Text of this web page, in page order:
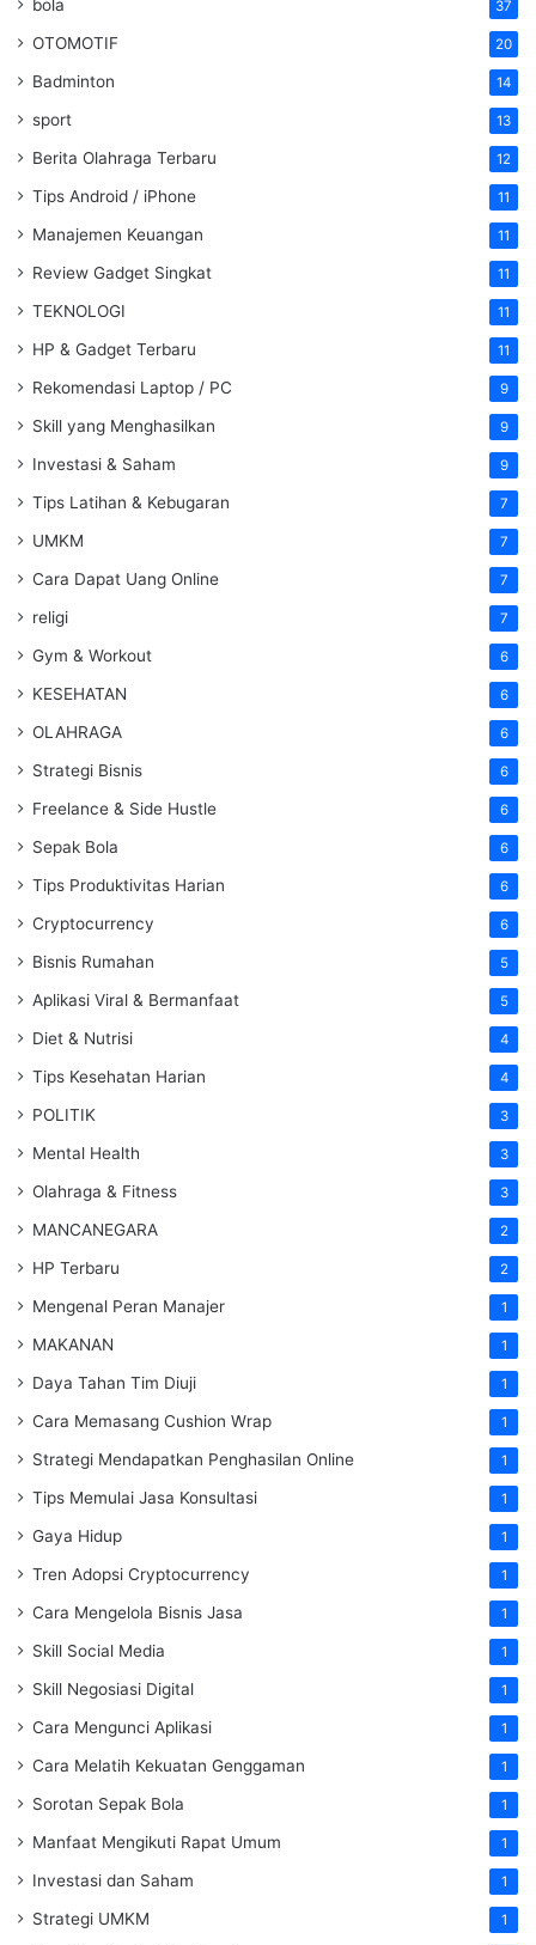
bola 37
OTOMOTIF 20
Badminton 14
sport 13
Berita Olahraga Terbaru 12
Tips Android / iPhone 11
Manajemen Keuangan 11
Review Gadget Singkat 11
TEKNOLOGI 11
HP & Gadget Terbaru 11
Rekomendasi Laptop / PC 9
Skill yang Menghasilkan 9
Investasi & Saham 9
Tips Latihan & Kebugaran 7
UMKM 7
Cara Dapat Uang Online 7
religi 7
Gym & Workout 6
KESEHATAN 6
OLAHRAGA 6
Strategi Bisnis 6
Freelance & Side Hustle 6
Sepak Bola 6
Tips Produktivitas Harian 6
Cryptocurrency 6
Bisnis Rumahan 5
Aplikasi Viral & Bermanfaat 5
Diet & Nutrisi 4
Tips Kesehatan Harian 4
POLITIK 3
Mental Health 3
Olahraga & Fitness 3
MANCANEGARA 2
HP Terbaru 2
Mengenal Peran Manajer 1
MAKANAN 1
Daya Tahan Tim Diuji 1
Cara Memasang Cushion Wrap 1
Strategi Mendapatkan Penghasilan Online 1
Tips Memulai Jasa Konsultasi 1
Gaya Hidup 1
Tren Adopsi Cryptocurrency 1
Cara Mengelola Bisnis Jasa 1
Skill Social Media 1
Skill Negosiasi Digital 1
Cara Mengunci Aplikasi 1
Cara Melatih Kekuatan Genggaman 1
Sorotan Sepak Bola 1
Manfaat Mengikuti Rapat Umum 1
Investasi dan Saham 1
Strategi UMKM 1